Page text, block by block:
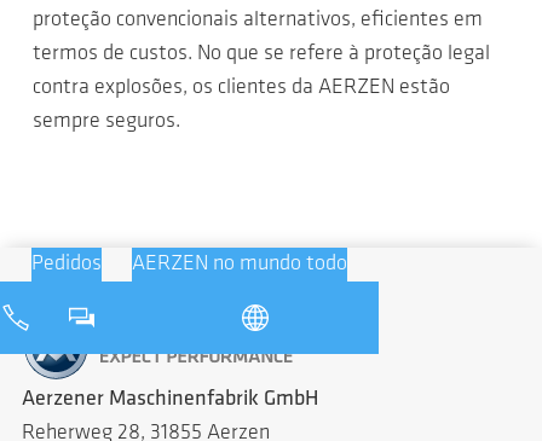
proteção convencionais alternativos, eficientes em
termos de custos. No que se refere à proteção legal
contra explosões, os clientes da AERZEN estão
sempre seguros.
Pedidos AERZEN no mundo todo
Aerzener Maschinenfabrik GmbH
Reherweg 28, 31855 Aerzen